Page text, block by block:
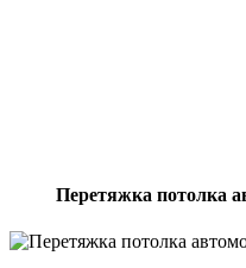
Перетяжка потолка